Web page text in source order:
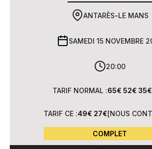
ANTARÈS-LE MANS
SAMEDI 15 NOVEMBRE
20:00
TARIF NORMAL :65€ 52€
TARIF CE :49€ 27€[NOUS
COMPLET